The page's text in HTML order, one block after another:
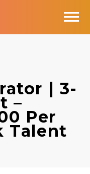
| 3-
–
Per
Talent